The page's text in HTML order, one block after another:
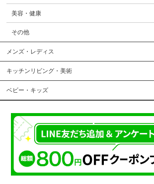
美容・健康
その他
メンズ・レディス
キッチンリビング・美術
ベビー・キッズ